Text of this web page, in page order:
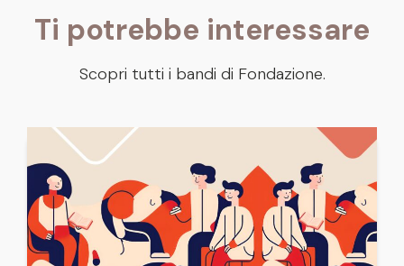
Ti potrebbe interessare
Scopri tutti i bandi di Fondazione.